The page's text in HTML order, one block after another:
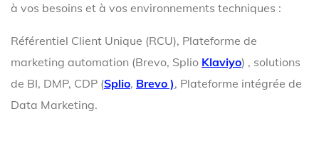
à vos besoins et à vos environnements techniques :
Référentiel Client Unique (RCU), Plateforme de
marketing automation (Brevo, Splio Klaviyo) , solutions
de BI, DMP, CDP (Splio, Brevo ), Plateforme intégrée de
Data Marketing.